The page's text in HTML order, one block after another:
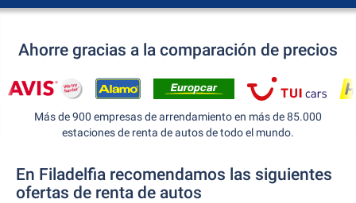
Ahorre gracias a la comparación de precios
Más de 900 empresas de arrendamiento en más de 85.000
estaciones de renta de autos de todo el mundo.
En Filadelfia recomendamos las siguientes
ofertas de renta de autos